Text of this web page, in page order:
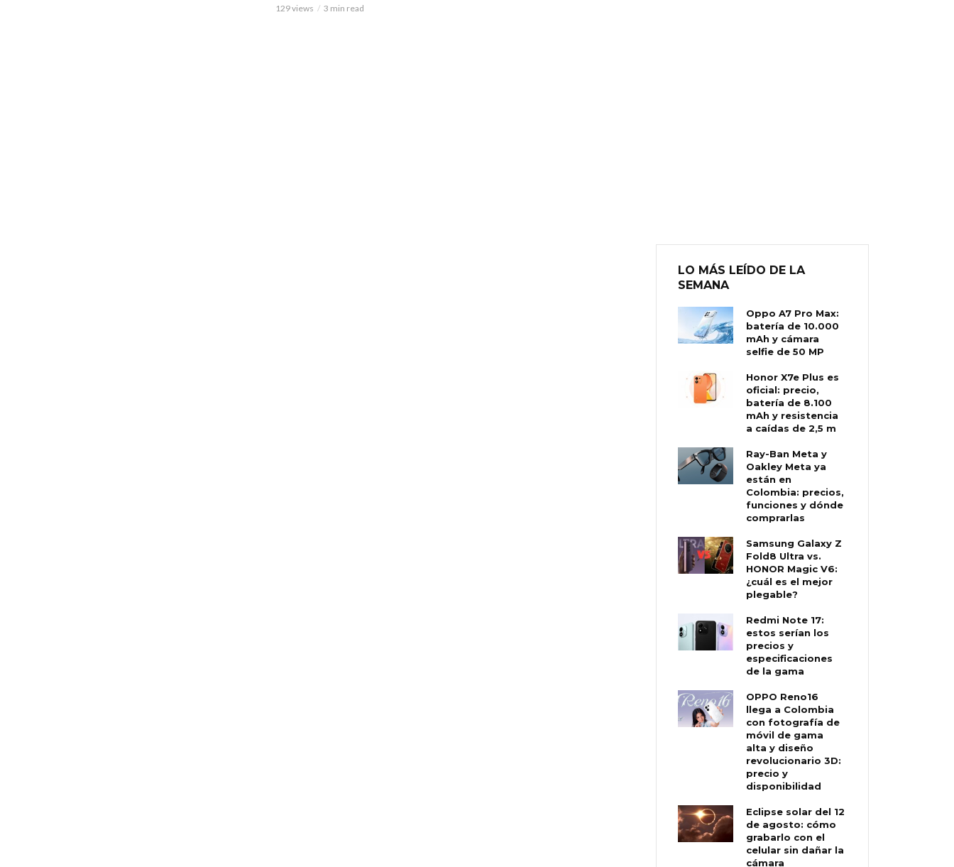
129 views 3 min read
LO MÁS LEÍDO DE LA
SEMANA
Oppo A7 Pro Max:
batería de 10.000
mAh y cámara
selfie de 50 MP
Honor X7e Plus es
oficial: precio,
batería de 8.100
mAh y resistencia
a caídas de 2,5 m
Ray-Ban Meta y
Oakley Meta ya
están en
Colombia: precios,
funciones y dónde
comprarlas
Samsung Galaxy Z
Fold8 Ultra vs.
HONOR Magic V6:
¿cuál es el mejor
plegable?
Redmi Note 17:
estos serían los
precios y
especificaciones
de la gama
OPPO Reno16
llega a Colombia
con fotografía de
móvil de gama
alta y diseño
revolucionario 3D:
precio y
disponibilidad
Eclipse solar del 12
de agosto: cómo
grabarlo con el
celular sin dañar la
cámara